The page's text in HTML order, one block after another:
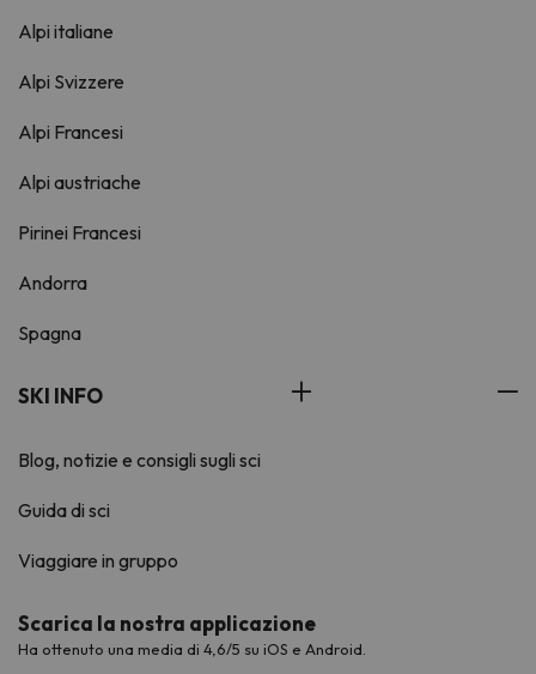
Alpi italiane
Alpi Svizzere
Alpi Francesi
Alpi austriache
Pirinei Francesi
Andorra
Spagna
SKI INFO
Blog, notizie e consigli sugli sci
Guida di sci
Viaggiare in gruppo
Scarica la nostra applicazione
Ha ottenuto una media di 4,6/5 su iOS e Android.